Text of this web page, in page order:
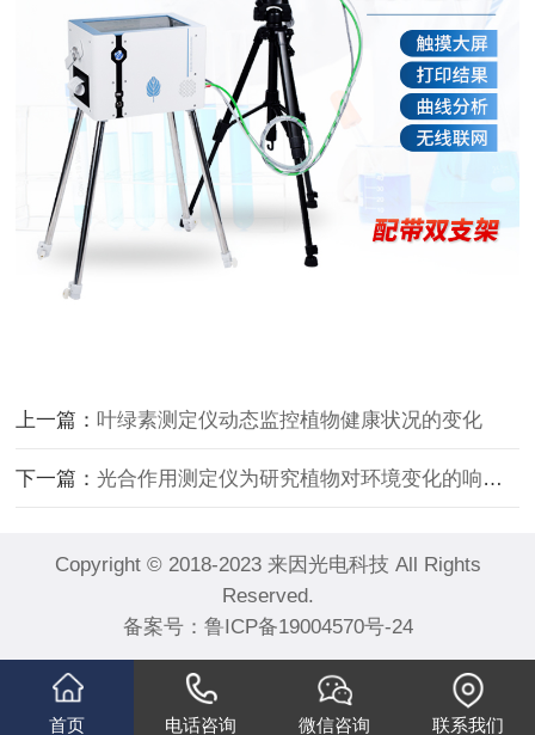
上一篇： 叶绿素测定仪动态监控植物健康状况的变化
下一篇：光合作用测定仪为研究植物对环境变化的响应机制提供可靠依据
Copyright © 2018-2023 来因光电科技 All Rights
Reserved.
备案号： 鲁ICP备19004570号-24
首页 电话咨询 微信咨询 联系我们